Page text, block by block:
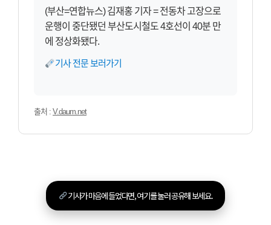
(부산=연합뉴스) 김재홍 기자 = 전동차 고장으로
운행이 중단됐던 부산도시철도 4호선이 40분 만
에 정상화됐다.
기사 전문 보러가기
출처 : V.daum.net
기사가 마음에 들었다면, 여기를 눌러 공유해 보세요.